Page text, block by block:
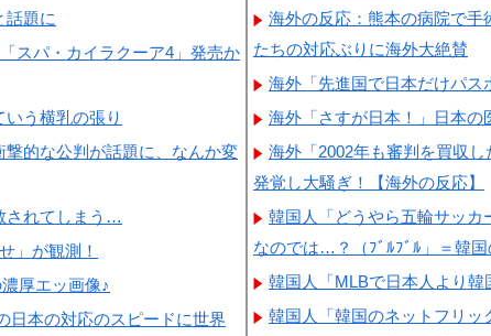
話題に
スパ・カイラクーア4」発売か
う横乳の張り
的な公判が話題に、なんか変
されてしまう…
」が観測！
厚エッ画像♪
日本の対応のスピードに世界
海外の反応：熊本の病院で手
たちの対応ぶりに海外大絶賛
海外「先進国で日本だけパス
海外「さすが日本！」日本の
海外「2002年も審判を買収
発覚し大騒ぎ！【海外の反応】
韓国人「どうやら五輪サッ
なのでは…？（ﾌﾞﾙﾌﾞﾙ」＝韓国
韓国人「MLBで日本人より韓
韓国人「韓国のネットフリッ